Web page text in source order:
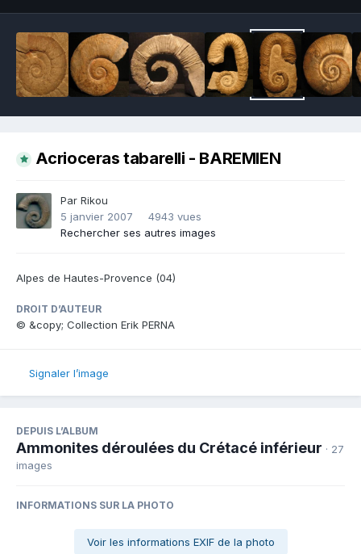
Acrioceras tabarelli - BAREMIEN
Par Rikou
5 janvier 2007
4943 vues
Rechercher ses autres images
Alpes de Hautes-Provence (04)
DROIT D’AUTEUR
© &copy; Collection Erik PERNA
Signaler l’image
DEPUIS L’ALBUM
Ammonites déroulées du Crétacé inférieur · 27
images
INFORMATIONS SUR LA PHOTO
Voir les informations EXIF de la photo